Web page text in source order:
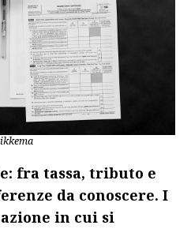
fra tassa, tributo e
da conoscere. I
in cui si